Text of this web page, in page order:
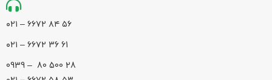
۵۶ ۸۴ ۶۶۷۲ – ۰۲۱
61 36 ۶۶۷۲ – ۰۲۱
28 500 80 – 0939